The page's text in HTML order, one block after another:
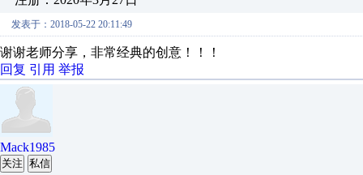
发表于：2018-05-22 20:11:49
谢谢老师分享，非常经典的创意！！！
回复 引用 举报
Mack1985
关注 私信